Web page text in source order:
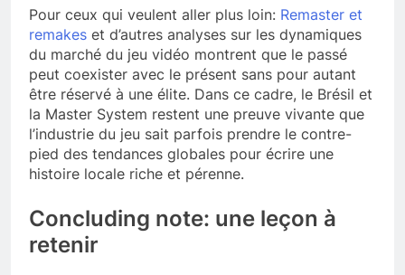
Pour ceux qui veulent aller plus loin: Remaster et
remakes et d’autres analyses sur les dynamiques
du marché du jeu vidéo montrent que le passé
peut coexister avec le présent sans pour autant
être réservé à une élite. Dans ce cadre, le Brésil et
la Master System restent une preuve vivante que
l’industrie du jeu sait parfois prendre le contre-
pied des tendances globales pour écrire une
histoire locale riche et pérenne.
Concluding note: une leçon à
retenir